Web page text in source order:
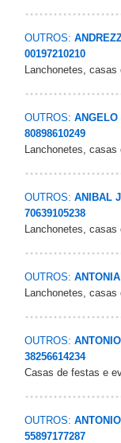
OUTROS:
00197210210
Lanchonetes,
OUTROS: ANGELO
80898610249
Lanchonetes,
OUTROS: ANIBAL
70639105238
Lanchonetes,
OUTROS:
Lanchonetes,
OUTROS:
38256614234
Casas de festas e
OUTROS:
55897177287